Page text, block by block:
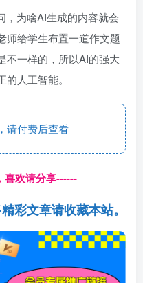
，为啥AI生成的内容就会
师给学生布置一道作文题
不一样的，所以AI的强大
人工智能。
请付费后查看
喜欢请分享------
彩文章请收藏本站。